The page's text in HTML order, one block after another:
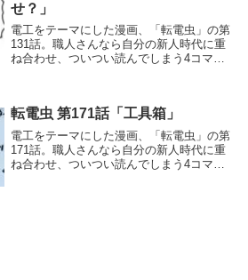
せ？」
電工をテーマにした漫画、「転電虫」の第
131話。職人さんなら自分の新人時代に重
ね合わせ、ついつい読んでしまう4コママ
転電虫 第171話「工具箱」
電工をテーマにした漫画、「転電虫」の第
171話。職人さんなら自分の新人時代に重
ね合わせ、ついつい読んでしまう4コママ